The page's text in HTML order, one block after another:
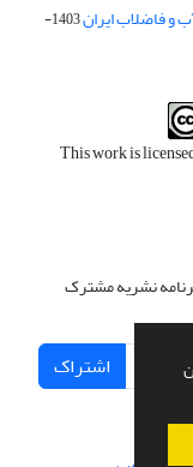
و فاضلاب ایران
1403-
This work is
نشریه مشترک
اشتراک